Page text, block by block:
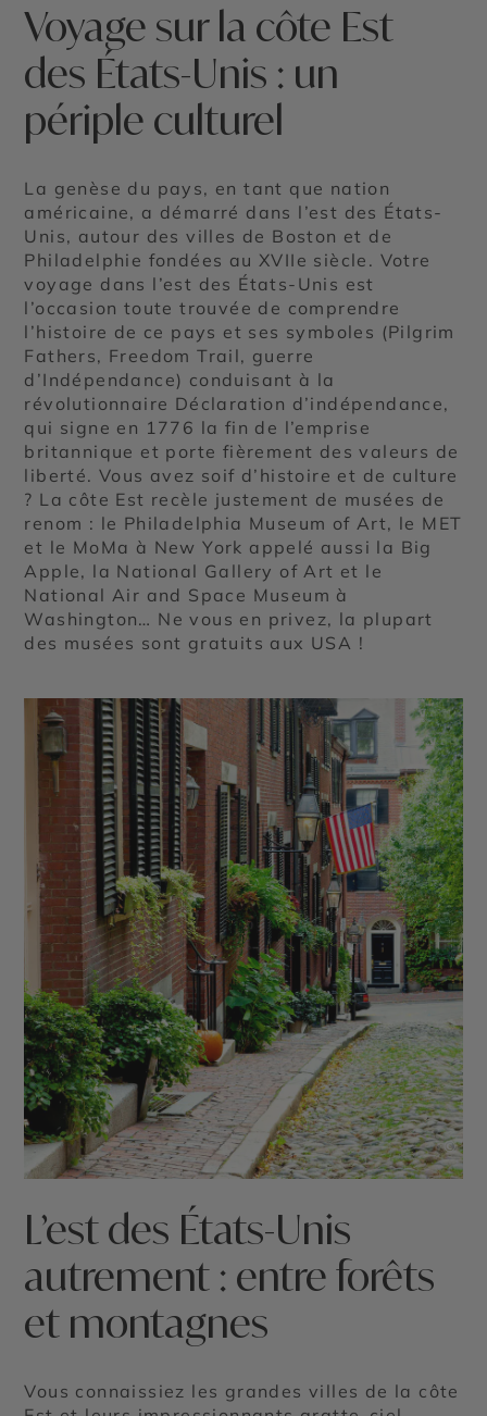
Voyage sur la côte Est
des États-Unis : un
périple culturel
La genèse du pays, en tant que nation
américaine, a démarré dans l’est des États-
Unis, autour des villes de Boston et de
Philadelphie fondées au XVIIe siècle. Votre
voyage dans l’est des États-Unis est
l’occasion toute trouvée de comprendre
l’histoire de ce pays et ses symboles (Pilgrim
Fathers, Freedom Trail, guerre
d’Indépendance) conduisant à la
révolutionnaire Déclaration d’indépendance,
qui signe en 1776 la fin de l’emprise
britannique et porte fièrement des valeurs de
liberté. Vous avez soif d’histoire et de culture
? La côte Est recèle justement de musées de
renom : le Philadelphia Museum of Art, le MET
et le MoMa à New York appelé aussi la Big
Apple, la National Gallery of Art et le
National Air and Space Museum à
Washington… Ne vous en privez, la plupart
des musées sont gratuits aux USA !
©
L’est des États-Unis
autrement : entre forêts
et montagnes
Vous connaissiez les grandes villes de la côte